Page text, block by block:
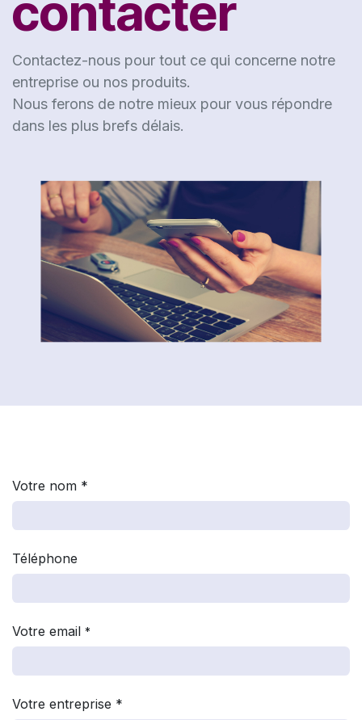
contacter
Contactez-nous pour tout ce qui concerne notre
entreprise ou nos produits.
Nous ferons de notre mieux pour vous répondre
dans les plus brefs délais.
Votre nom *
Téléphone
Votre email *
Votre entreprise *